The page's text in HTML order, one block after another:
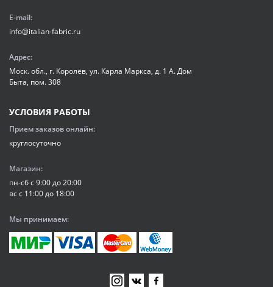
E-mail:
info@italian-fabric.ru
Адрес:
Моск. обл., г. Королёв, ул. Карла Маркса, д. 1 А. Дом
Быта, пом. 308
УСЛОВИЯ РАБОТЫ
Прием заказов онлайн:
круглосуточно
Магазин:
пн-сб с 9:00 до 20:00
вс с 11:00 до 18:00
Мы принимаем: